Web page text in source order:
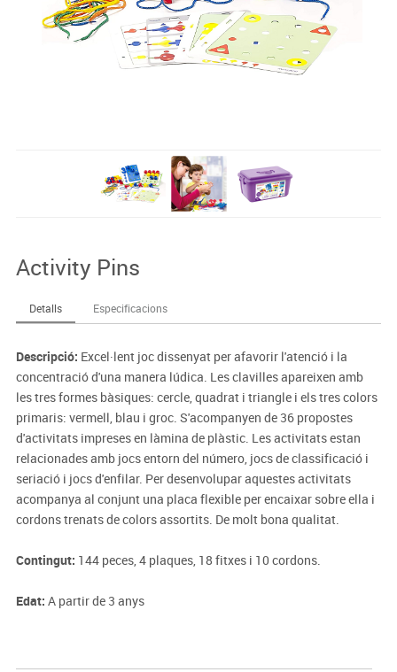
Activity Pins
Detalls Especificacions
Descripció: Excel·lent joc dissenyat per afavorir l'atenció i la
concentració d'una manera lúdica. Les clavilles apareixen amb
les tres formes bàsiques: cercle, quadrat i triangle i els tres colors
primaris: vermell, blau i groc. S'acompanyen de 36 propostes
d'activitats impreses en làmina de plàstic. Les activitats estan
relacionades amb jocs entorn del número, jocs de classificació i
seriació i jocs d'enfilar. Per desenvolupar aquestes activitats
acompanya al conjunt una placa flexible per encaixar sobre ella i
cordons trenats de colors assortits. De molt bona qualitat.
Contingut: 144 peces, 4 plaques, 18 fitxes i 10 cordons.
Edat: A partir de 3 anys